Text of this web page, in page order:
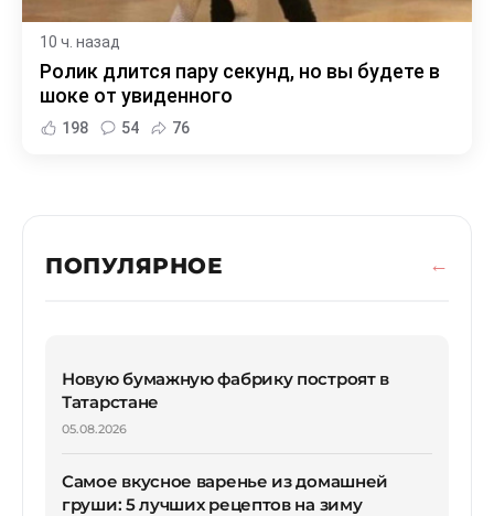
10 ч. назад
Ролик длится пару секунд, но вы будете в
шоке от увиденного
198 54 76
ПОПУЛЯРНОЕ
Новую бумажную фабрику построят в
Татарстане
05.08.2026
Самое вкусное варенье из домашней
груши: 5 лучших рецептов на зиму